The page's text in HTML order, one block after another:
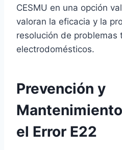
CESMU en una opción
valoran la eficacia y la
resolución de problemas
electrodomésticos.
Prevención y
el Error E22